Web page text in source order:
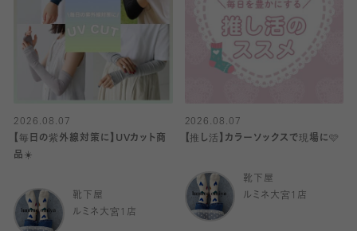
2026.08.07
【毎日の紫外線対策に】UVカット商
品☀️
靴下屋
ルミネ大宮1店
2026.08.07
【推し活】カラーソックスで現場に🩷
靴下屋
ルミネ大宮1店